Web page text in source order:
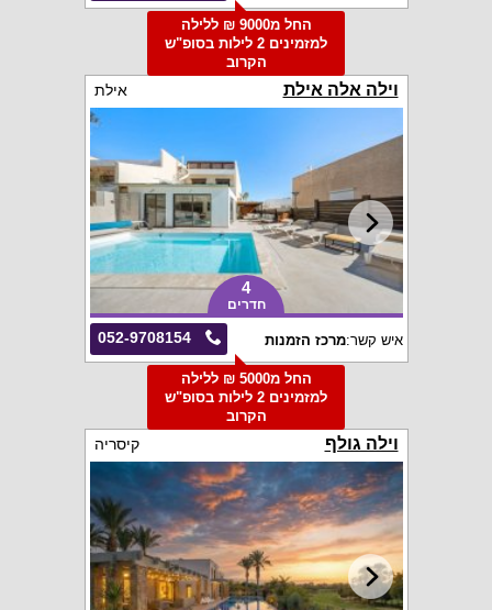
החל מ9000 ₪ ללילה
למזמינים 2 לילות בסופ"ש
הקרוב
וילה אלה אילת אילת
4
חדרים
052-9708154 איש קשר:מרכז הזמנות
החל מ5000 ₪ ללילה
למזמינים 2 לילות בסופ"ש
הקרוב
וילה גולף קיסריה